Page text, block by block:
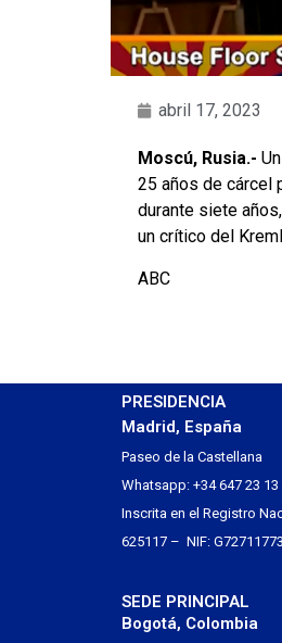
abril 17, 2023
Moscú, Rusia.-
25 años de cárcel
durante siete
un crítico del
ABC
PRESIDENCIA
Madrid, España
Paseo de la Castellana
Whatsapp: +34 647 23 13
Inscrita en el Registro
625117 – NIF: G72711773
SEDE PRINCIPAL
Bogotá, Colombia